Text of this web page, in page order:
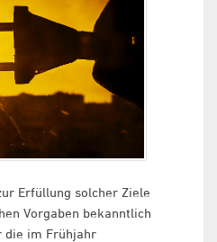
Erfüllung solcher Ziele
Vorgaben bekanntlich
die im Frühjahr